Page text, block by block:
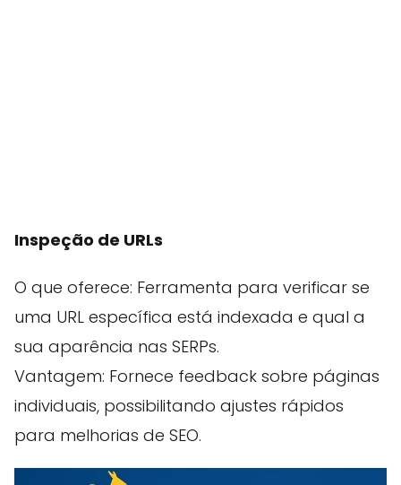
Inspeção de URLs
O que oferece: Ferramenta para verificar se
uma URL específica está indexada e qual a
sua aparência nas SERPs.
Vantagem: Fornece feedback sobre páginas
individuais, possibilitando ajustes rápidos
para melhorias de SEO.